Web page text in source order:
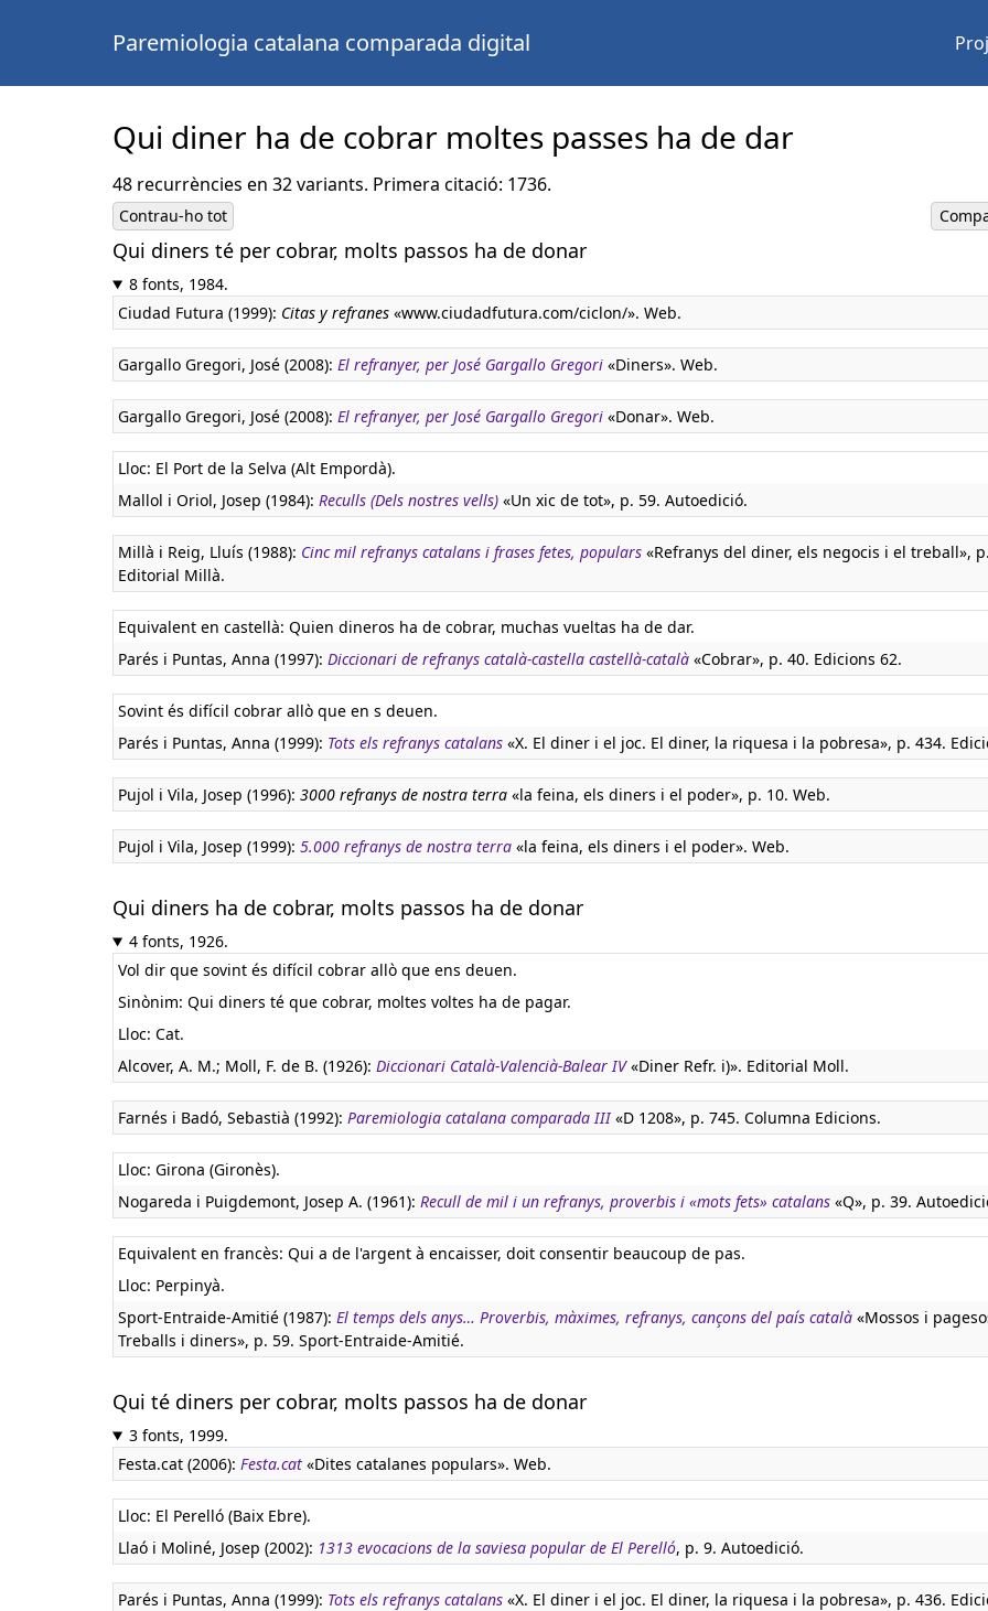
Paremiologia catalana comparada digital
Qui diner ha de cobrar moltes passes ha de dar
48 recurrències en 32 variants. Primera citació: 1736.
Contrau-ho tot
Qui diners té per cobrar, molts passos ha de donar
8 fonts, 1984.
Ciudad Futura (1999): Citas y refranes «www.ciudadfutura.com/ciclon/». Web.
Gargallo Gregori, José (2008): El refranyer, per José Gargallo Gregori «Diners». Web.
Gargallo Gregori, José (2008): El refranyer, per José Gargallo Gregori «Donar». Web.
Lloc: El Port de la Selva (Alt Empordà).
Mallol i Oriol, Josep (1984): Reculls (Dels nostres vells) «Un xic de tot», p. 59. Autoedició.
Millà i Reig, Lluís (1988): Cinc mil refranys catalans i frases fetes, populars «Refranys del diner, els negocis i el treball»,
Editorial Millà.
Equivalent en castellà: Quien dineros ha de cobrar, muchas vueltas ha de dar.
Parés i Puntas, Anna (1997): Diccionari de refranys català-castella castellà-català «Cobrar», p. 40. Edicions 62.
Sovint és difícil cobrar allò que en s deuen.
Parés i Puntas, Anna (1999): Tots els refranys catalans «X. El diner i el joc. El diner, la riquesa i la pobresa», p. 434.
Pujol i Vila, Josep (1996): 3000 refranys de nostra terra «la feina, els diners i el poder», p. 10. Web.
Pujol i Vila, Josep (1999): 5.000 refranys de nostra terra «la feina, els diners i el poder». Web.
Qui diners ha de cobrar, molts passos ha de donar
4 fonts, 1926.
Vol dir que sovint és difícil cobrar allò que ens deuen.
Sinònim: Qui diners té que cobrar, moltes voltes ha de pagar.
Lloc: Cat.
Alcover, A. M.; Moll, F. de B. (1926): Diccionari Català-Valencià-Balear IV«Diner Refr. i)». Editorial Moll.
Farnés i Badó, Sebastià (1992): Paremiologia catalana comparada III«D 1208», p. 745. Columna Edicions.
Lloc: Girona (Gironès).
Nogareda i Puigdemont, Josep A. (1961): Recull de mil i un refranys, proverbis i «mots fets» catalans «Q», p. 39.
Equivalent en francès: Qui a de l'argent à encaisser, doit consentir beaucoup de pas.
Lloc: Perpinyà.
Sport-Entraide-Amitié (1987): El temps dels anys… Proverbis, màximes, refranys, cançons del país català «Mossos i
Treballs i diners», p. 59. Sport-Entraide-Amitié.
Qui té diners per cobrar, molts passos ha de donar
3 fonts, 1999.
Festa.cat (2006): Festa.cat «Dites catalanes populars». Web.
Lloc: El Perelló (Baix Ebre).
Llaó i Moliné, Josep (2002): 1313 evocacions de la saviesa popular de El Perelló, p. 9. Autoedició.
Parés i Puntas, Anna (1999): Tots els refranys catalans «X. El diner i el joc. El diner, la riquesa i la pobresa», p. 436.